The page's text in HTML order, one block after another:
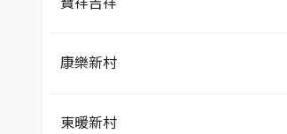
康樂新村
東暖新村